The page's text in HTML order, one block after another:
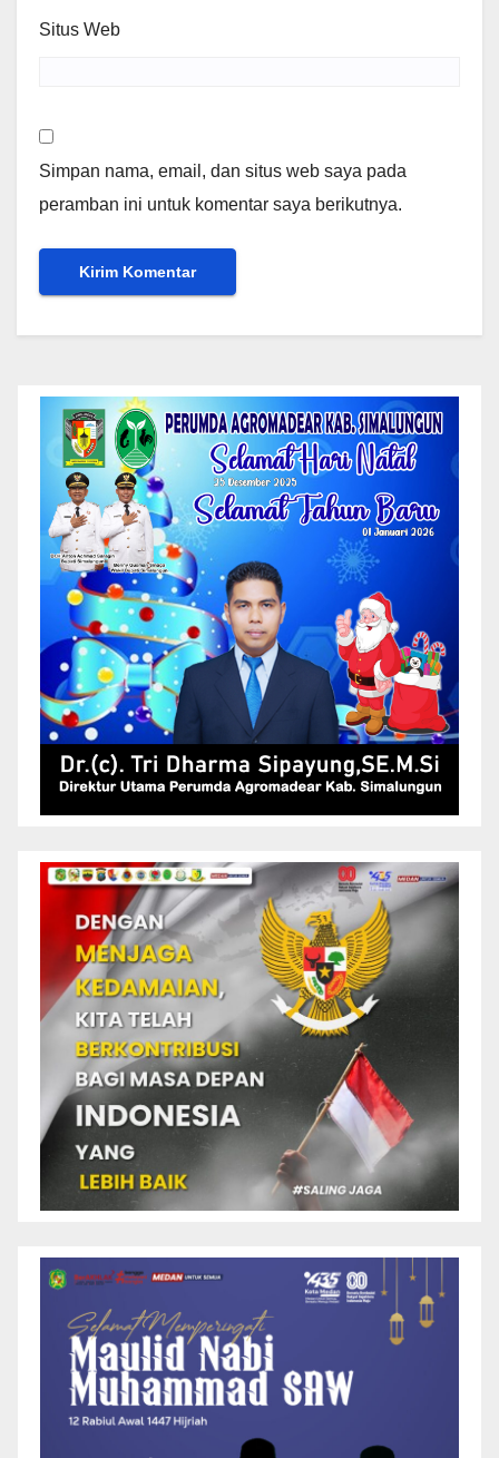
Situs Web
Simpan nama, email, dan situs web saya pada
peramban ini untuk komentar saya berikutnya.